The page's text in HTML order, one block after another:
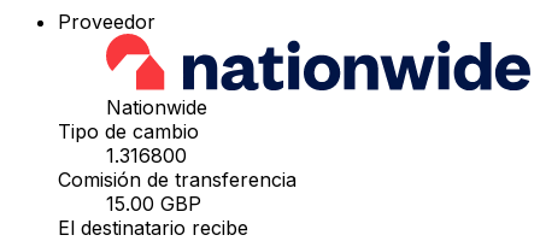
Proveedor
Nationwide
Tipo de cambio
1.316800
Comisión de transferencia
15.00 GBP
El destinatario recibe